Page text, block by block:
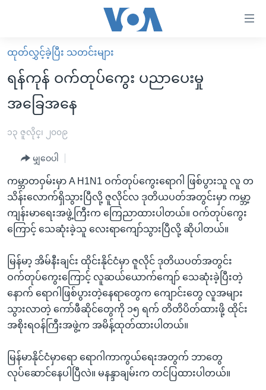
လွယ်ကူ
စေ
များ
အကြောင်းအရာ
ကျော်
ကြည့်
ပင်မ
အ
စာမျက်နှာ
ကျော်
ကြည့်
ရန်
ရှာဖွေ
မူလစာမျက်နှာ
မြန်မာ
ကမ္ဘာ့သတင်းများ
နိုင်ငံတကာ
အစ္စရေး-ပါလက်စတိုင်း
ဗွီဒီယို
ရပ်ဝန်းတခု လမ်းတခု အလွန်
အင်္ဂလိပ်စာလေ့လာမယ်
အမေရိကန်သုံးအီဒီယံ
မကြေးမုံရဲ့ အင်္ဂလိပ်စာ
ရုပ်ရှင်ထဲက အင်္ဂလိပ်စာ
သုတပဒေသာ အင်္ဂလိပ်စာ
အပတ်စဉ်ကဏ္ဍများ
ရေဒီယို
တီဗွီ
ရေဒီယိုနှင့်ရုပ်သံ အချက်အလက်များ
ရေဒီယို/တီဗွီအစီအစဉ်
Learning English
ဗွီအိုအေ လူမှုကွန်ယက်များ
ဘာသာစကားများ
ထုတ်လွှင့်ခဲ့ပြီး သတင်းများ
ရန်ကုန် ဝက်တုပ်ကွေး ပညာပေးမှု
အခြေအနေ
၁၃ ဇူလိုင္၊ ၂၀၀၉
မျှဝေပါ
ကမ္ဘာတဝှမ်းမှာ A H1N1 ဝက်တုပ်ကွေးရောဂါ ဖြစ်ပွားသူ လူ တ
သိန်းလောက်ရှိသွားပြီလို့ ဇူလိုင်လ ဒုတိယပတ်အတွင်းမှာ ကမ္ဘာ့
ကျန်းမာရေးအဖွဲ့ကြီးက ကြေညာထားပါတယ်။ ဝက်တုပ်ကွေး
ကြောင့် သေဆုံးခဲ့သူ လေးရာကျော်သွားပြီလို့ ဆိုပါတယ်။
မြန်မာ့ အိမ်နီးချင်း ထိုင်းနိုင်ငံမှာ ဇူလိုင် ဒုတိယပတ်အတွင်း
ဝက်တုပ်ကွေးကြောင့် လူဆယ်ယောက်ကျော် သေဆုံးခဲ့ပြီးတဲ့
နောက် ရောဂါဖြစ်ပွားတဲ့နေရာတွေက ကျောင်းတွေ လူအများ
သွားလာတဲ့ ကော်ဖီဆိုင်တွေကို ၁၅ ရက် တိတိပိတ်ထားဖို့ ထိုင်း
အစိုးရဝန်ကြီးအဖွဲ့က အမိန့်ထုတ်ထားပါတယ်။
မြန်မာနိုင်ငံမှာရော ရောဂါကာကွယ်ရေးအတွက် ဘာတွေ
လုပ်ဆောင်နေပါပြီလဲ။ မနန္ဒာချမ်းက တင်ပြထားပါတယ်။